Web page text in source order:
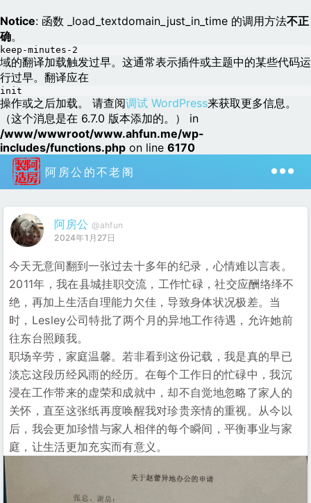
Notice: 函数 _load_textdomain_just_in_time 的调用方法不正
确。
keep-minutes-2
域的翻译加载触发过早。这通常表示插件或主题中的某些代码运
行过早。翻译应在
init
操作或之后加载。 请查阅调试 WordPress来获取更多信息。
（这个消息是在 6.7.0 版本添加的。） in
/www/wwwroot/www.ahfun.me/wp-
includes/functions.php on line 6170
阿房公的不老阁
阿房公 @ahfun
2024年1月27日
今天无意间翻到一张过去十多年的纪录，心情难以言表。
2011年，我在县城挂职交流，工作忙碌，社交应酬络绎不
绝，再加上生活自理能力欠佳，导致身体状况极差。当
时，Lesley公司特批了两个月的异地工作待遇，允许她前
往东台照顾我。
职场辛劳，家庭温馨。若非看到这份记载，我是真的早已
淡忘这段历经风雨的经历。在每个工作日的忙碌中，我沉
浸在工作带来的虚荣和成就中，却不自觉地忽略了家人的
关怀，直至这张纸再度唤醒我对珍贵亲情的重视。从今以
后，我会更加珍惜与家人相伴的每个瞬间，平衡事业与家
庭，让生活更加充实而有意义。